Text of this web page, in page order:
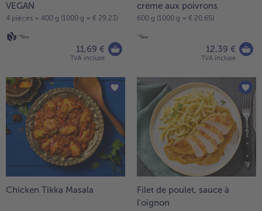
VEGAN
4 pièces = 400 g (1000 g = € 29,23)
11,69 €
TVA incluse
crème aux poivrons
600 g (1000 g = € 20,65)
12,39 €
TVA incluse
Chicken Tikka Masala
Filet de poulet, sauce à
l'oignon